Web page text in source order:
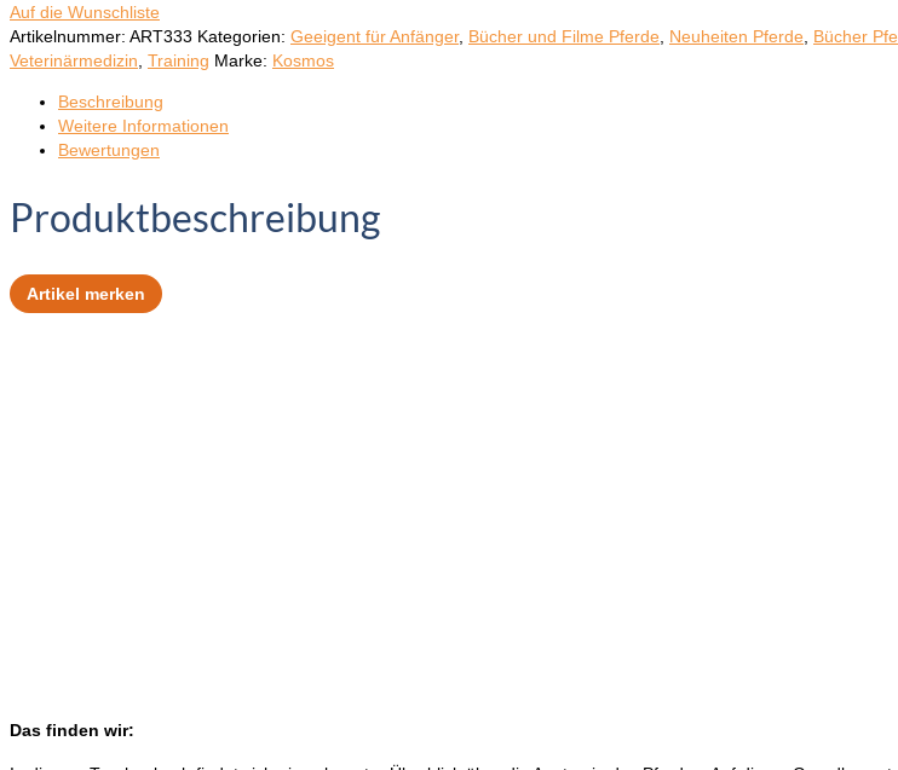
Auf die Wunschliste
Artikelnummer: ART333 Kategorien: Geeigent für Anfänger, Bücher und Filme Pferde Neuheiten Pferde Bücher
Veterinärmedizin Training Marke: Kosmos
Beschreibung
Weitere Informationen
Bewertungen
Produktbeschreibung
Artikel merken
Das finden wir: